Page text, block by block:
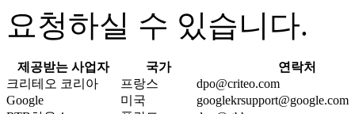
요청하실 수 있습니다.
제공받는 사업자 국가
연락처
크리테오 코리아
프랑스
dpo@criteo.com
Google
미국
googlekrsupport@google.com